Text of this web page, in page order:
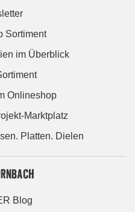
Sortiment
im Überblick
Onlineshop
Marktplatz
Platten. Dielen
Blog